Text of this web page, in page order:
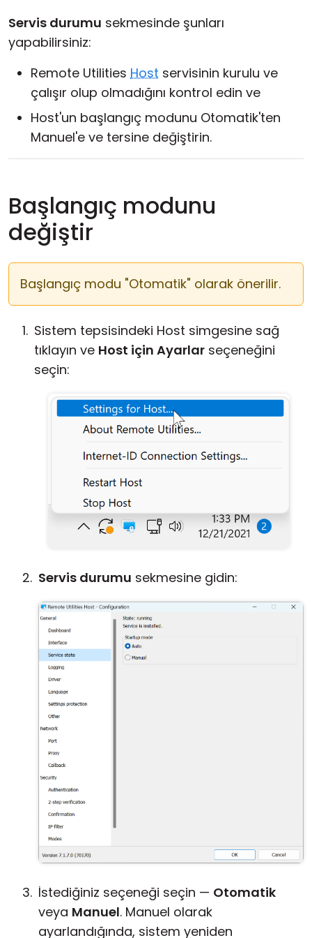
Servis durumu sekmesinde şunları
yapabilirsiniz:
Remote Utilities Host servisinin kurulu ve
çalışır olup olmadığını kontrol edin ve
Host'un başlangıç modunu Otomatik'ten
Manuel'e ve tersine değiştirin.
Başlangıç modunu
değiştir
Başlangıç modu "Otomatik" olarak önerilir.
Sistem tepsisindeki Host simgesine sağ
tıklayın ve Host için Ayarlar seçeneğini
seçin:
Servis durumu sekmesine gidin:
İstediğiniz seçeneği seçin — Otomatik
veya Manuel. Manuel olarak
ayarlandığında, sistem yeniden
Bulut ve Yerel